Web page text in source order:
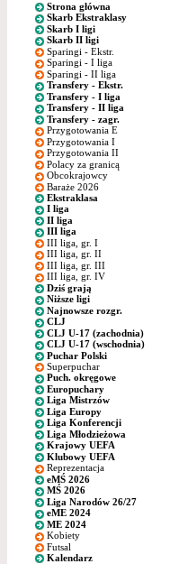
Strona główna
Skarb Ekstraklasy
Skarb I ligi
Skarb II ligi
Sparingi - Ekstr.
Sparingi - I liga
Sparingi - II liga
Transfery - Ekstr.
Transfery - I liga
Transfery - II liga
Transfery - zagr.
Przygotowania E
Przygotowania I
Przygotowania II
Polacy za granicą
Obcokrajowcy
Baraże 2026
Ekstraklasa
I liga
II liga
III liga
III liga, gr. I
III liga, gr. II
III liga, gr. III
III liga, gr. IV
Dziś grają
Niższe ligi
Najnowsze rozgr.
CLJ
CLJ U-17 (zachodnia)
CLJ U-17 (wschodnia)
Puchar Polski
Superpuchar
Puch. okręgowe
Europuchary
Liga Mistrzów
Liga Europy
Liga Konferencji
Liga Młodzieżowa
Krajowy UEFA
Klubowy UEFA
Reprezentacja
eMŚ 2026
MŚ 2026
Liga Narodów 26/27
eME 2024
ME 2024
Kobiety
Futsal
Kalendarz